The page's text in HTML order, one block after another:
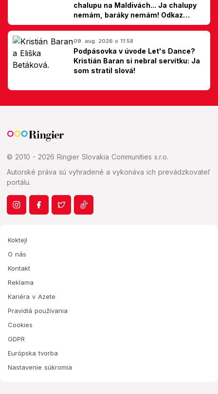
chalupu na Maldivách... Ja chalupy
nemám, baráky nemám! Odkaz
Slovákom
09. aug. 2026 o 11:58
Podpásovka v úvode Let's Dance?
Kristián Baran si nebral servítku: Ja
som stratil slová!
© 2010 - 2026 Ringier Slovakia Communities s.r.o.
Autorské práva sú vyhradené a vykonáva ich prevádzkovateľ
portálu.
Koktejl
O nás
Kontakt
Reklama
Kariéra v Azete
Pravidlá používania
Cookies
GDPR
Európska tvorba
Nastavenie súkromia